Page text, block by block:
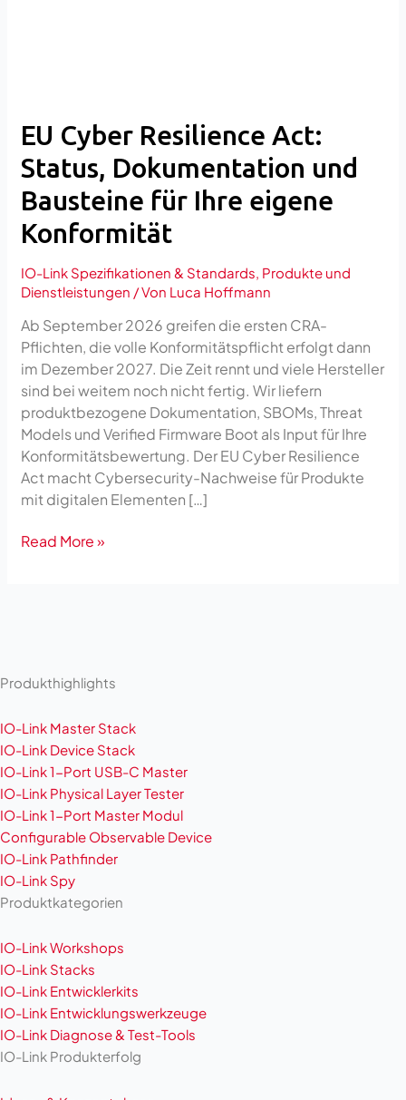
EU Cyber Resilience Act:
Status, Dokumentation und
Bausteine für Ihre eigene
Konformität
IO-Link Spezifikationen & Standards Produkte und
Dienstleistungen / Von Luca Hoffmann
Ab September 2026 greifen die ersten CRA-
Pflichten, die volle Konformitätspflicht erfolgt dann
im Dezember 2027. Die Zeit rennt und viele Hersteller
sind bei weitem noch nicht fertig. Wir liefern
produktbezogene Dokumentation, SBOMs, Threat
Models und Verified Firmware Boot als Input für Ihre
Konformitätsbewertung. Der EU Cyber Resilience
Act macht Cybersecurity-Nachweise für Produkte
mit digitalen Elementen […]
Read More »
Produkthighlights
IO-Link Master Stack
IO-Link Device Stack
IO-Link 1-Port USB-C Master
IO-Link Physical Layer Tester
IO-Link 1-Port Master Modul
Configurable Observable Device
IO-Link Pathfinder
IO-Link Spy
Produktkategorien
IO-Link Workshops
IO-Link Stacks
IO-Link Entwicklerkits
IO-Link Entwicklungswerkzeuge
IO-Link Diagnose & Test-Tools
IO-Link Produkterfolg